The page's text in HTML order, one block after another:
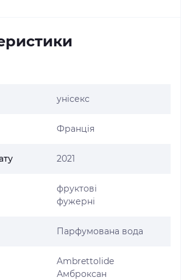
унісекс
Франція
2021
фруктові
фужерні
Парфумована вода
Ambrettolide
Амброксан